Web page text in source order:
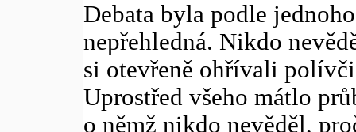
Debata byla podle
nepřehledná. Nikdo
si otevřeně ohřívali
Uprostřed všeho mátlo
o němž nikdo nevěděl,